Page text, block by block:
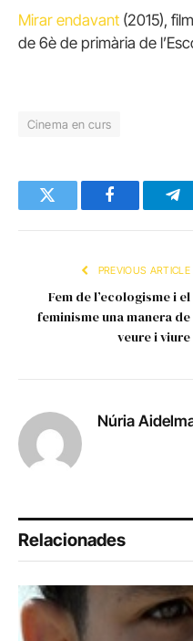
Mirar endavant (2015),
de 6è de primària de
Cinema en curs
Twitter Facebook
PREVIOUS ARTICLE
Fem de l’ecologisme i el
feminisme una manera de
veure i viure
Núria
Relacionades